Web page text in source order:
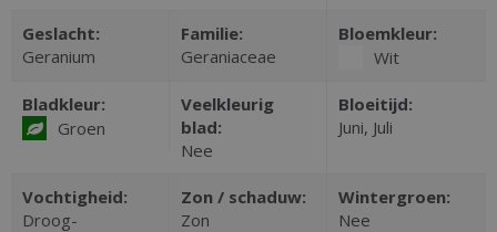
Geslacht:
Geranium
Familie:
Geraniaceae
Bloemkleur:
Wit
Bladkleur:
Groen
Veelkleurig
blad:
Nee
Bloeitijd:
Juni, Juli
Vochtigheid:
Droog-
Zon / schaduw:
Zon
Wintergroen:
Nee